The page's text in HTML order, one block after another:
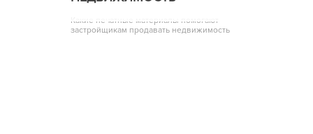
Какие печатные материалы помогают
застройщикам продавать недвижимость